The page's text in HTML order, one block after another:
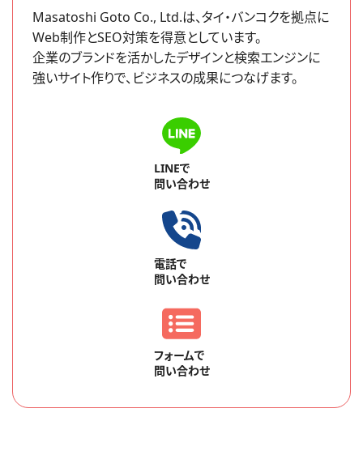
Masatoshi Goto Co., Ltd.は、タイ・バンコクを拠点に
Web制作とSEO対策を得意としています。
企業のブランドを活かしたデザインと検索エンジンに
強いサイト作りで、ビジネスの成果につなげます。
LINEで
問い合わせ
電話で
問い合わせ
フォームで
問い合わせ